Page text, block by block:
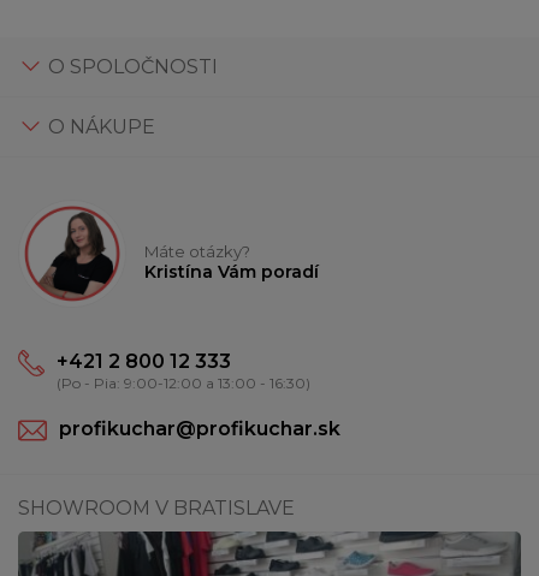
O SPOLOČNOSTI
O NÁKUPE
Máte otázky?
Kristína Vám poradí
+421 2 800 12 333
(Po - Pia: 9:00-12:00 a 13:00 - 16:30)
profikuchar@profikuchar.sk
SHOWROOM V BRATISLAVE